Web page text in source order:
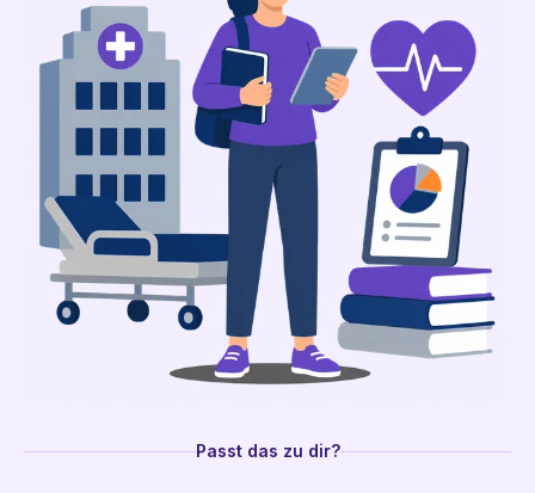
Passt das zu dir?